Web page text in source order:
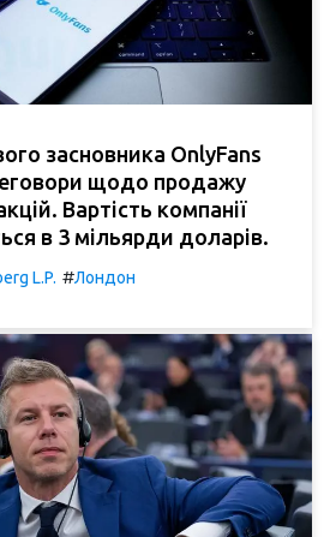
засновника OnlyFans
щодо продажу
Вартість компанії
в 3 мільярди доларів.
L.P. #Лондон